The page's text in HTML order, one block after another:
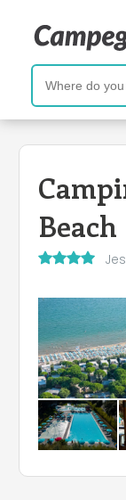
Beach